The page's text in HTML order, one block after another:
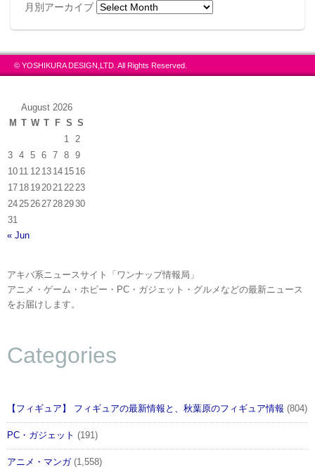
月別アーカイブ
© YOSHIKURA DESIGN,LTD. All Rights Reserved.
August 2026
M T W T F S S
1
2
3
4 5 6 7 8
9
10 11 12 13 14 15 16
17 18 19 20 21 22 23
24 25 26 27 28 2930
31
« Jun
アキバ系ニュースサイト「ワンナップ情報局」
アニメ・ゲーム・ホビー・PC・ガジェット・グルメなどの最新ニュース
をお届けします。
Categories
【フィギュア】 フィギュアの最新情報と、秋葉原のフィギュア情報 (804)
PC・ガジェット (191)
アニメ・マンガ(1,558)